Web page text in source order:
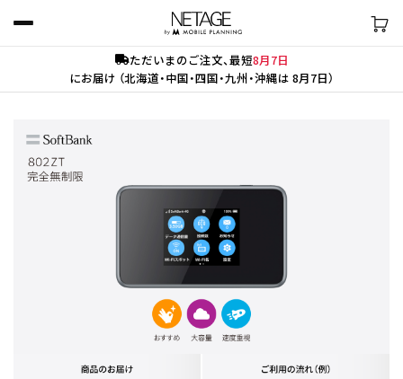
ただいまのご注文、最短8月7日
にお届け （北海道・中国・四国・九州・沖縄は 8月7日）